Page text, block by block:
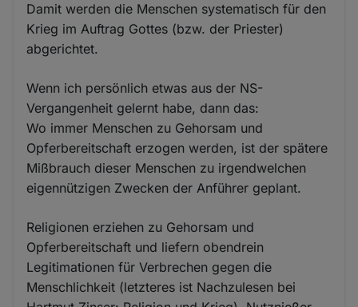
Damit werden die Menschen systematisch für den
Krieg im Auftrag Gottes (bzw. der Priester)
abgerichtet.
Wenn ich persönlich etwas aus der NS-
Vergangenheit gelernt habe, dann das:
Wo immer Menschen zu Gehorsam und
Opferbereitschaft erzogen werden, ist der spätere
Mißbrauch dieser Menschen zu irgendwelchen
eigennützigen Zwecken der Anführer geplant.
Religionen erziehen zu Gehorsam und
Opferbereitschaft und liefern obendrein
Legitimationen für Verbrechen gegen die
Menschlichkeit (letzteres ist Nachzulesen bei